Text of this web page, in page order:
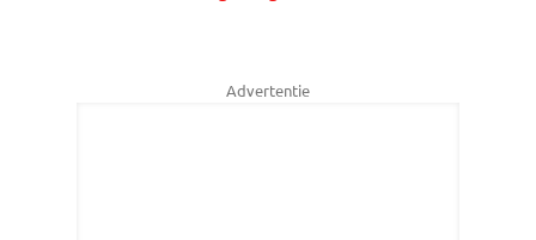
Advertentie